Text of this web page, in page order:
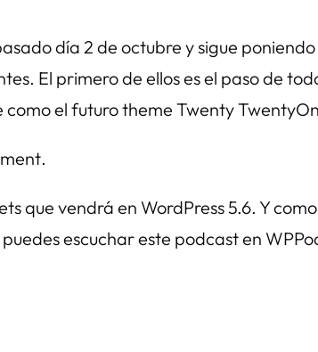
día 2 de octubre y sigue
El primero de ellos es el paso de
como el futuro themeTwenty
.
que vendrá en WordPress 5.6. Y
escuchar este podcast en